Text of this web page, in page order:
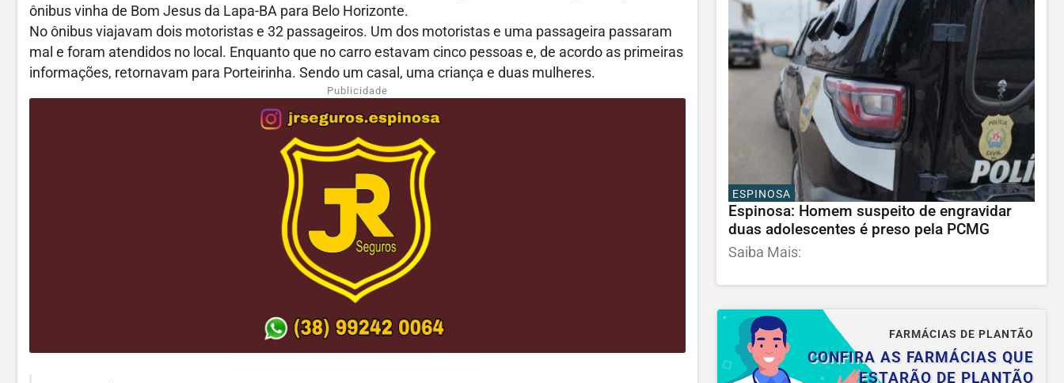
ônibus vinha de Bom Jesus da Lapa-BA para Belo Horizonte.
No ônibus viajavam dois motoristas e 32 passageiros. Um dos motoristas e uma passageira passaram
mal e foram atendidos no local. Enquanto que no carro estavam cinco pessoas e, de acordo as primeiras
informações, retornavam para Porteirinha. Sendo um casal, uma criança e duas mulheres.
Publicidade
ESPINOSA
Espinosa: Homem suspeito de engravidar
duas adolescentes é preso pela PCMG
Saiba Mais:
FARMÁCIAS DE PLANTÃO
CONFIRA AS FARMÁCIAS QUE
ESTARÃO DE PLANTÃO